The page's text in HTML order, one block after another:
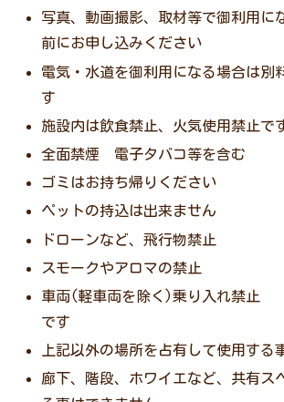
写真、動画撮影、取材等で御利用に
前にお申し込みください
電気・水道を御利用になる場合は別
す
施設内は飲食禁止、火気使用禁止で
全面禁煙 電子タバコ等を含む
ゴミはお持ち帰りください
ペットの持込は出来ません
ドローンなど、飛行物禁止
スモークやアロマの禁止
車両(軽車両を除く)乗り入れ禁止
です
上記以外の場所を占有して使用する
廊下、階段、ホワイエなど、共有ス